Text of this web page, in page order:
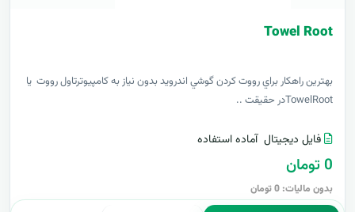
Towel Root
بهترين راهکار براي رووت کردن گوشي اندرويد بدون نياز به کامپيوترتاول رووت يا
TowelRootدر حقيقت ..
فایل دیجیتال آماده استفاده
0 تومان
بدون مالیات: 0 تومان